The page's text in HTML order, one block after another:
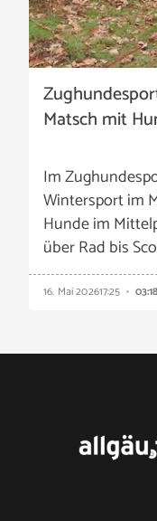
Matsch mit
Im
Wintersport im
Hunde im
über Rad bis
16. Mai 202617:25